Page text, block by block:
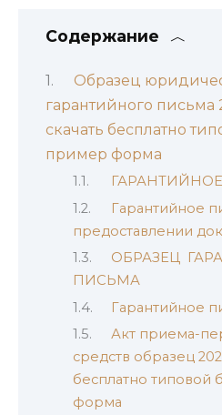
Содержание
Образец
гарантийного
скачать бесплатно
пример форма
Гарантийное
предоставлении
ОБРАЗЕЦ
ПИСЬМА
Гарантийное
Акт приема-
средств образец
бесплатно типовой
форма